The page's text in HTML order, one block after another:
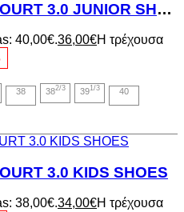
ADIDAS GRAND COURT 3.0 JUNIOR SHOES
40,00€.36,00€Η τρέχουσα
38 382/3 391/3 40
3.0 KIDS SHOES
38,00€.34,00€Η τρέχουσα